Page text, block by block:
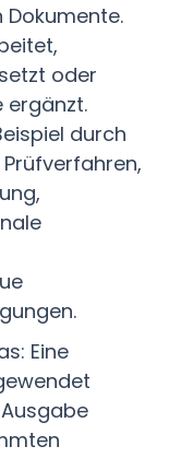
oder
ergänzt.
durch
Eine